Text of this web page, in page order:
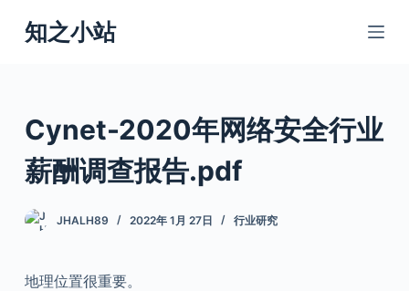
跳
过
知之小站
Cynet-2020年网络安全行业
薪酬调查报告.pdf
JHALH89 2022年 1月 27日 行业研究
地理位置很重要。